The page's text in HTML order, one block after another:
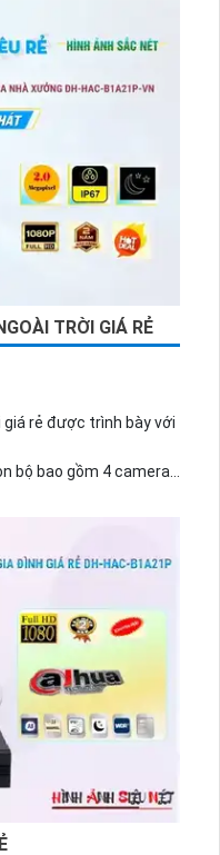
TRỜI GIÁ RẺ
rẻ được trình bày với
bộ bao gồm 4 camera
ảnh và âm thanh trên
phép cài đặt và sử
hệ thống khác nhau.
đồng trục trên các
chất lượng không đổi,
cậy hiển thị rõ nét và
người tiêu dùng.